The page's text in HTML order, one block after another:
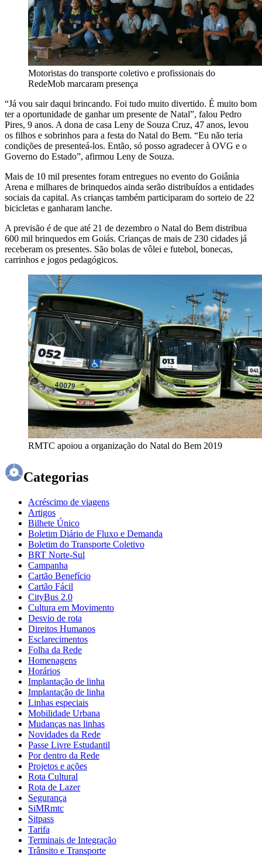
Motoristas do transporte coletivo e profissionais do
RedeMob marcaram presença
“Já vou sair daqui brincando. Foi tudo muito divertido. É muito bom
ter a oportunidade de ganhar um presente de Natal”, falou Pedro
Pires, 9 anos. A dona de casa Leny de Souza Cruz, 47 anos, levou
os filhos e sobrinhos para a festa do Natal do Bem. “Eu não teria
condições de presenteá-los. Então, só posso agradecer à OVG e o
Governo do Estado”, afirmou Leny de Souza.
Mais de 10 mil presentes foram entregues no evento do Goiânia
Arena e milhares de brinquedos ainda serão distribuídos a entidades
sociais da capital. As crianças também participaram do sorteio de 22
bicicletas e ganharam lanche.
A previsão é de que até 21 de dezembro o Natal do Bem distribua
600 mil brinquedos em Goiás. Crianças de mais de 230 cidades já
receberam os presentes. São bolas de vôlei e futebol, bonecas,
carrinhos e jogos pedagógicos.
RMTC apoiou a organização do Natal do Bem 2019
Categorias
Acréscimo de viagens
Artigos
Bilhete Único
Boletim Diário de Fluxo e Demanda
Boletim do Transporte Coletivo
BRT Norte-Sul
Campanha
Cartão Benefício
Cartão Fácil
CityBus 2.0
Cultura em Movimento
Desvio de rota
Direitos Humanos
Esclarecimentos
Folha da Rede
Homenagens
Horários
Implantação de linha
Implantação de linha
Linhas especiais
Mobilidade Urbana
Mudanças nas linhas
Novidades da Rede
Passe Livre Estudantil
Por dentro da Rede
Projetos e ações
Rota Cultural
Rota de Lazer
Segurança
SiMRmtc
Sitpass
Tarifa
Terminais de Integração
Trânsito e Transporte